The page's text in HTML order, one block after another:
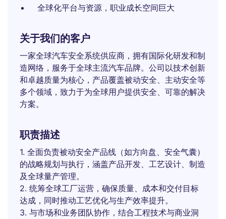
全球化平台与资源，职业成长空间巨大
关于我们的客户
一家全球汽车安全系统供应商，拥有国际化研发和制
造网络，服务于全球主流汽车品牌。公司以技术创新
和卓越质量为核心，产品覆盖被动安全、主动安全等
多个领域，致力于为全球用户提供安全、可靠的解决
方案。
职责描述
1. 全面负责被动安全产品线（如方向盘、安全气囊）
的战略规划与执行，涵盖产品开发、工艺设计、制造
及全球量产管理。
2. 统筹全球工厂运营，确保质量、成本和交付目标
达成，同时推动工艺优化与生产效率提升。
3. 与市场和业务团队协作，结合工程技术与商业洞